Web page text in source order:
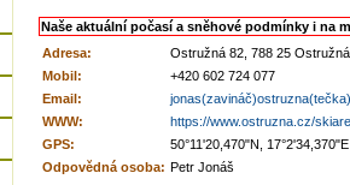
Naše aktuální počasí a sněhové podmínky i na
Adresa:
Ostružná 82, 788 25 Ostružná
Mobil:
+420 602 724 077
Email:
WWW:
https://www.ostruzna.cz/
GPS:
50°11'20,470"N, 17°2'34,370"E
Odpovědná osoba: Petr Jonáš